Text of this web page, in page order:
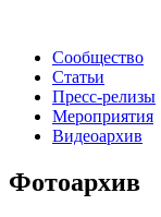
Сообщество
Статьи
Пресс-релизы
Мероприятия
Видеоархив
Фотоархив